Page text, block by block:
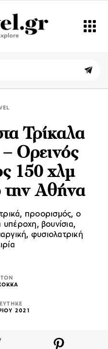
Τρίκαλα
Ορεινός
150 χλμ
την Αθήνα
προορισμός, ο
υπέροχη, βουνίσια,
φυσιολατρική
2021